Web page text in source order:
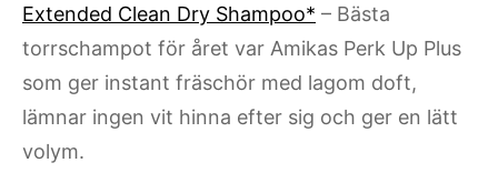
Extended Clean Dry Shampoo* – Bästa
torrschampot för året var Amikas Perk Up Plus
som ger instant fräschör med lagom doft,
lämnar ingen vit hinna efter sig och ger en lätt
volym.